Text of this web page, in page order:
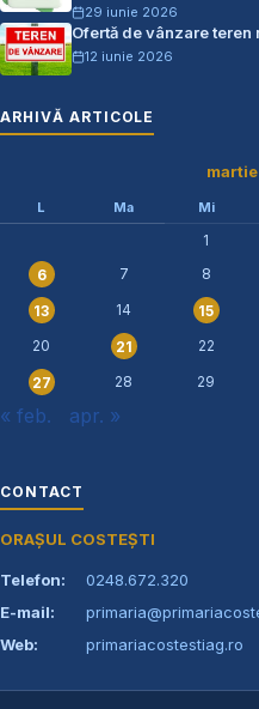
29 iunie 2026
Ofertă de vânzare
12 iunie 2026
ARHIVĂ ARTICOLE
L Ma Mi
1
6
7 8
13 14 15
20
21 22
27 28 29
« feb. apr. »
CONTACT
ORAȘUL COSTEȘTI
Telefon:
0248.672.320
E-mail:
Web:
primariacostestiag.ro